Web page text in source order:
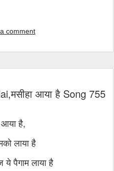
comment
आया है Song 755
आया है,
लाया है
पैगाम लाया है